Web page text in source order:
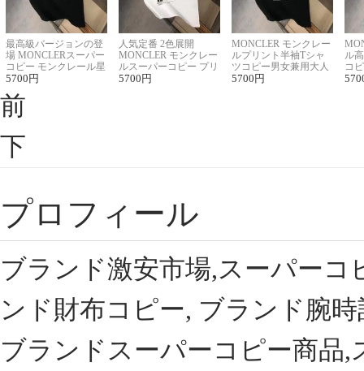
最高級バージョンの登
場 MONCLERスーパー
コピー モンクレール星
座半袖Tシャツ
5700 円
人気定番 2色展開
MONCLER モンクレー
ルスーパーコピー プリ
ント半袖Tシャツ
5700 円
MONCLER モンクレー
ルプリント半袖Tシャ
ツコピー男女兼用大人
可愛い春夏コーデ
5700 円
ル
コ
ィ
前
下
プロフィール
ブランド激安市場,スーパー
ンド財布コピー, ブランド腕
ブランドスーパーコピー商品